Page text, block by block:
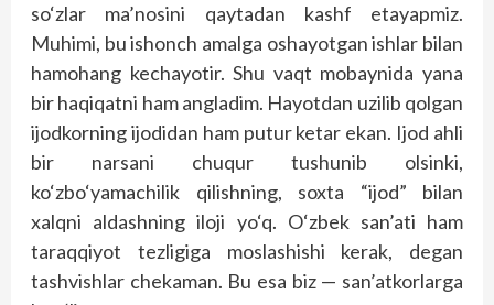
so‘zlar ma’nosini qaytadan kashf etayapmiz.
Muhimi, bu ishonch amalga oshayotgan ishlar bilan
hamohang kechayotir. Shu vaqt mobaynida yana
bir haqiqatni ham angladim. Hayotdan uzilib qolgan
ijodkorning ijodidan ham putur ketar ekan. Ijod ahli
bir narsani chuqur tushunib olsinki,
ko‘zbo‘yamachilik qilishning, soxta “ijod” bilan
xalqni aldashning iloji yo‘q. O‘zbek san’ati ham
taraqqiyot tezligiga moslashishi kerak, degan
tashvishlar chekaman. Bu esa biz — san’atkorlarga